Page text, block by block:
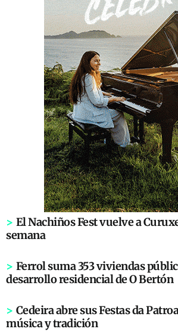
> El Nachiños Fest vuelve a
semana
> Ferrol suma 353 viviendas
desarrollo residencial de O Bertón
> Cedeira abre sus Festas da
música y tradición